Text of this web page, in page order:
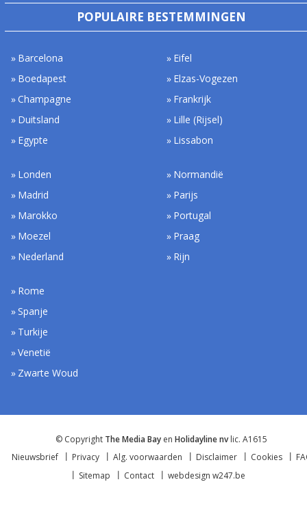
POPULAIRE BESTEMMINGEN
Barcelona
Boedapest
Champagne
Duitsland
Egypte
Eifel
Elzas-Vogezen
Frankrijk
Lille (Rijsel)
Lissabon
Londen
Madrid
Marokko
Moezel
Nederland
Normandië
Parijs
Portugal
Praag
Rijn
Rome
Spanje
Turkije
Venetië
Zwarte Woud
© Copyright The Media Bay en Holidayline nvlic. A1615
Nieuwsbrief
Privacy Alg. voorwaarden Disclaimer Cookies
Sitemap
Contact webdesign w247.be